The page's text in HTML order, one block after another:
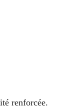
renforcée.